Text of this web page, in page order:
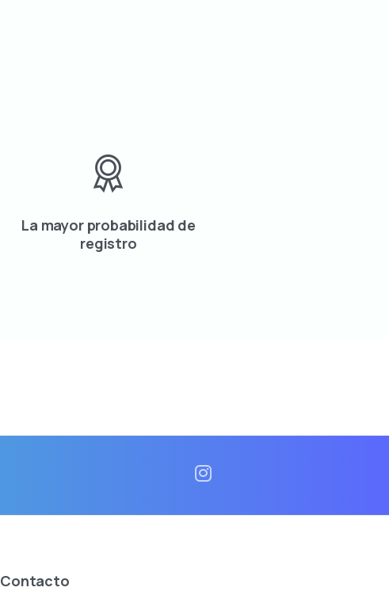
La mayor probabilidad de
registro
Contacto